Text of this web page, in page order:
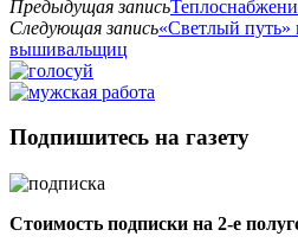
Предыдущая запись
Следующая запись«Светлый путь»
вышивальщиц
Подпишитесь на газету
Стоимость подписки на 2-е